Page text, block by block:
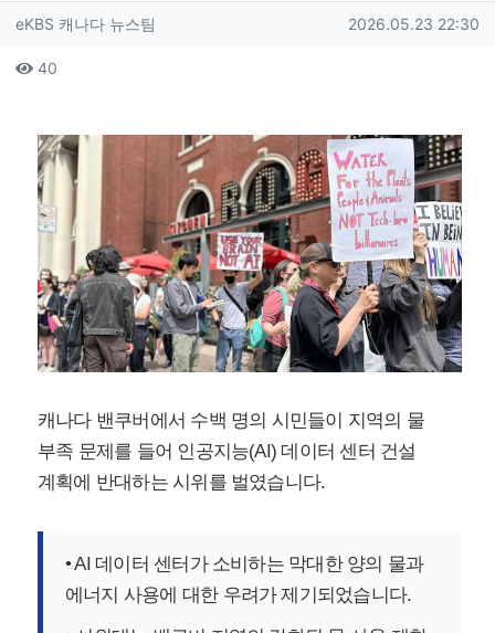
작성자 정보
eKBS 캐나다 뉴스팀 작성일
2026.05.23 22:30
컨텐츠 정보
40
캐나다 밴쿠버에서 수백 명의 시민들이 지역의 물
부족 문제를 들어 인공지능(AI) 데이터 센터 건설
계획에 반대하는 시위를 벌였습니다.
• AI 데이터 센터가 소비하는 막대한 양의 물과
에너지 사용에 대한 우려가 제기되었습니다.